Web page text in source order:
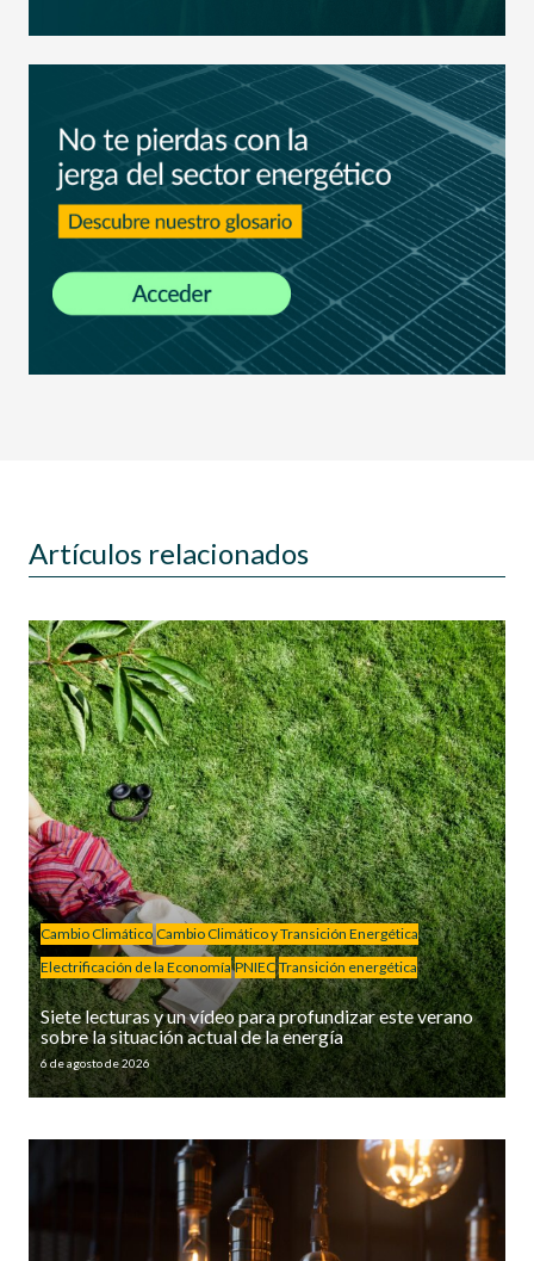
Artículos relacionados
Cambio Climático Cambio Climático y Transición Energética
Electrificación de la Economía PNIEC Transición energética
Siete lecturas y un vídeo para profundizar este verano
sobre la situación actual de la energía
6 de agosto de 2026